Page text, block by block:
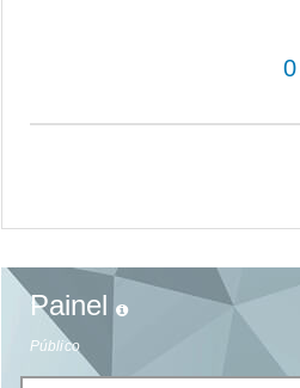
0
Painel
Público